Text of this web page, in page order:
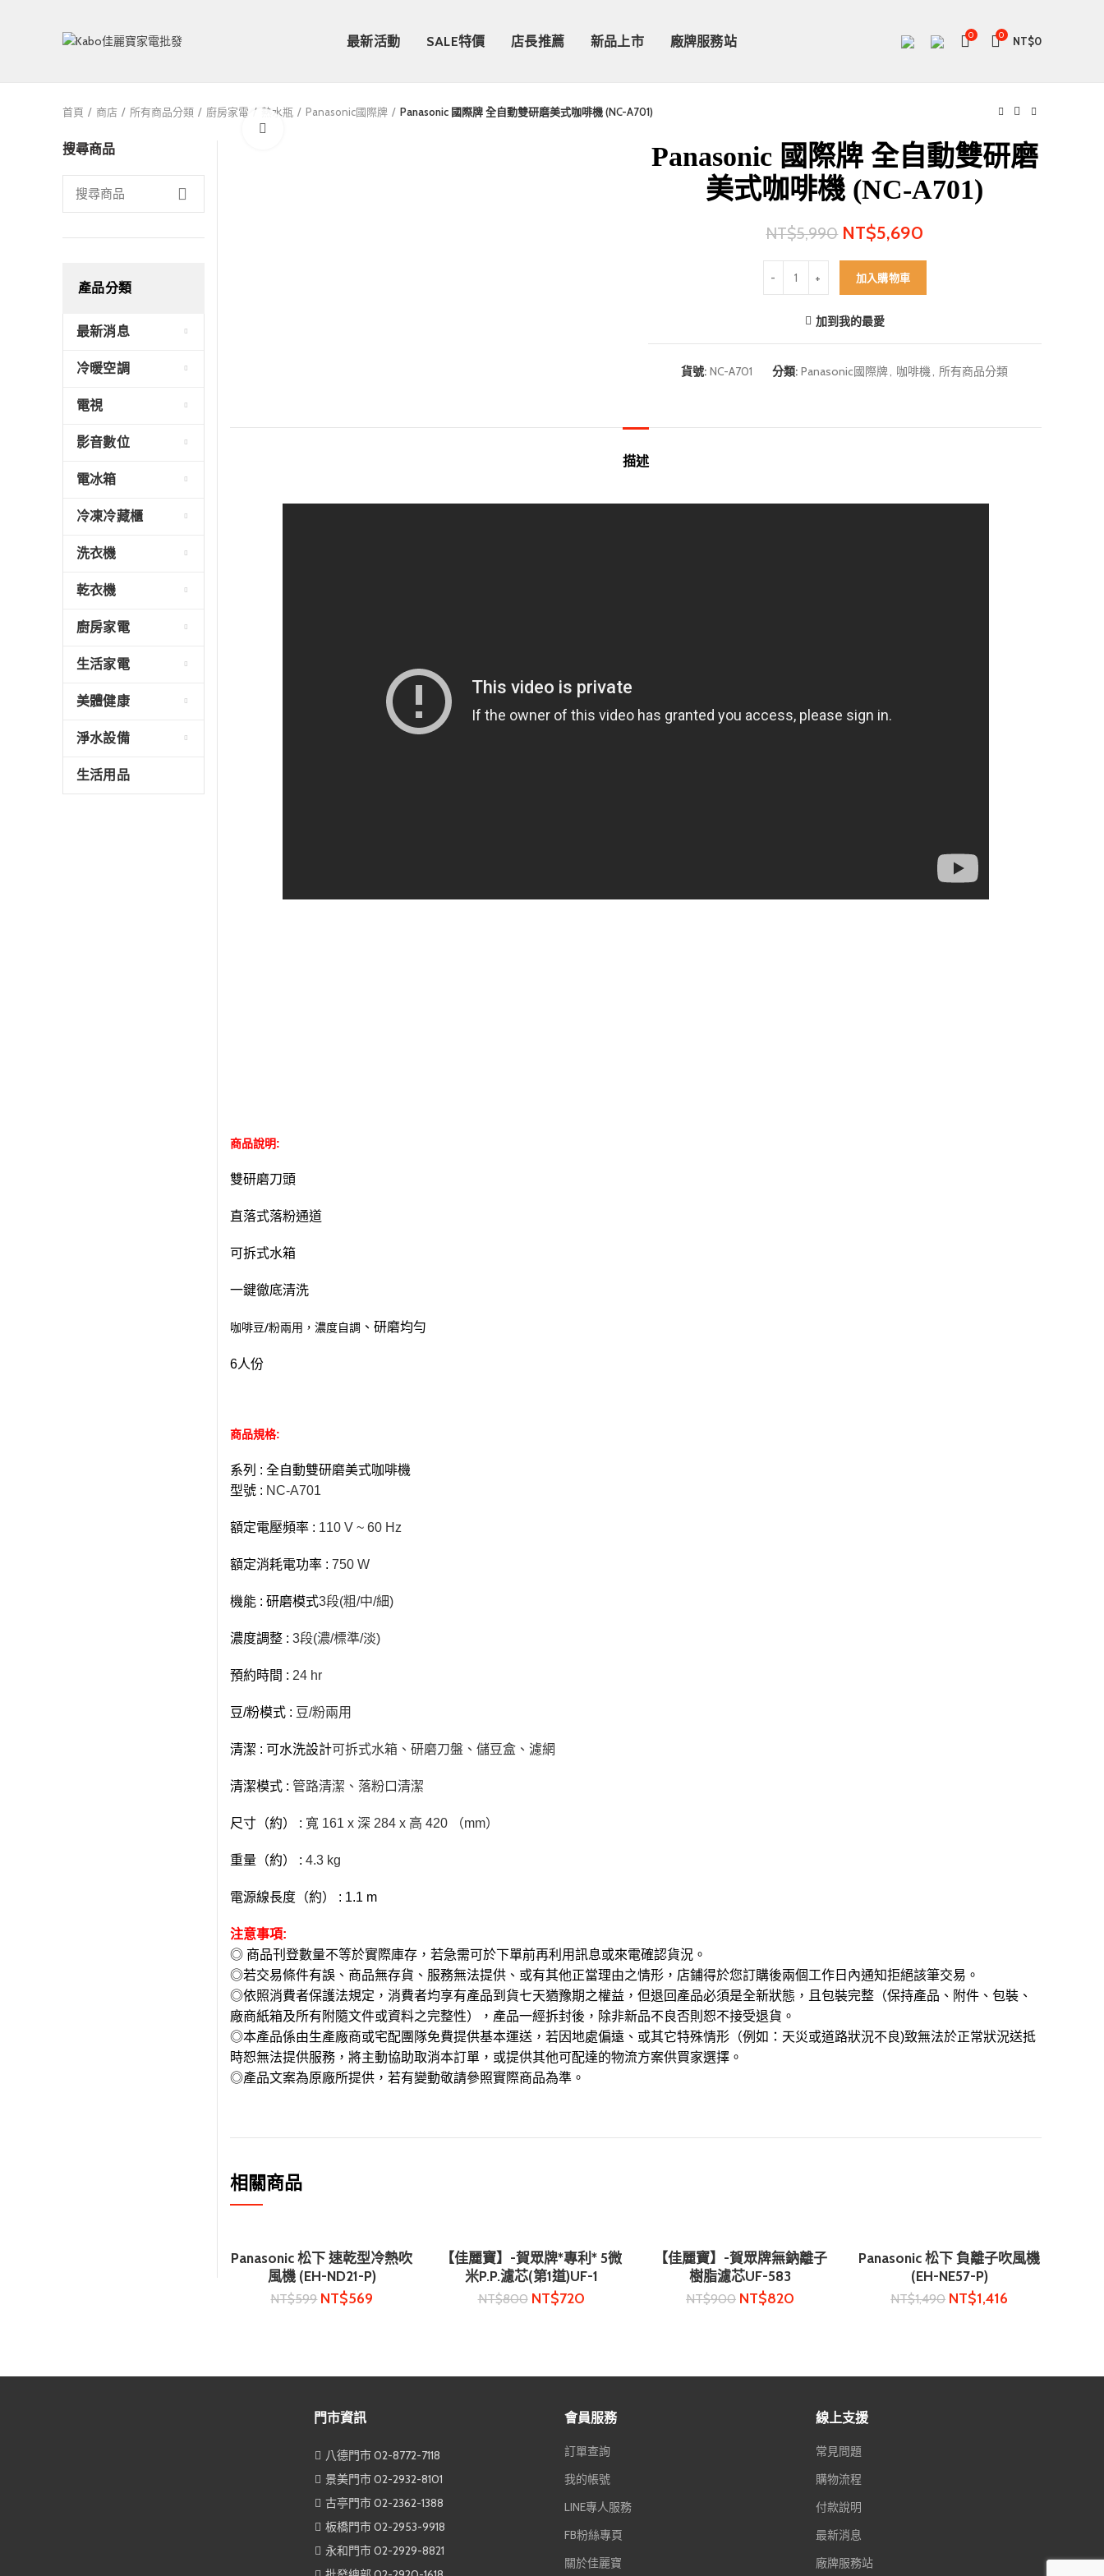
最新活動 SALE特價 店長推薦 新品上市 廠牌服務站 0 0 NT$0
首頁 商店 所有商品分類 廚房家電 熱水瓶 Panasonic國際牌
Panasonic 國際牌 全自動雙研磨美式咖啡機 (NC-A701)
Panasonic 國際牌 全自動雙研磨
美式咖啡機 (NC-A701)
NT$5,990 NT$5,690
Panasonic 國際牌 全自動雙研磨美式咖啡機 (NC-A701) 數量
加入購物車
加到我的最愛
貨號: NC-A701 分類: Panasonic國際牌, 咖啡機, 所有商品分類
描述
商品說明:
雙研磨刀頭
直落式落粉通道
可拆式水箱
一鍵徹底清洗
咖啡豆/粉兩用，濃度自調 、研磨均勻
6人份
商品規格:
系列 : 全自動雙研磨美式咖啡機
型號 : NC-A701
額定電壓頻率 : 110 V ~ 60 Hz
額定消耗電功率 : 750 W
機能 : 研磨模式3段(粗/中/細)
濃度調整 : 3段(濃/標準/淡)
預約時間 : 24 hr
豆/粉模式 : 豆/粉兩用
清潔 : 可水洗設計可拆式水箱、研磨刀盤、儲豆盒、濾網
清潔模式 : 管路清潔、落粉口清潔
尺寸（約） : 寬 161 x 深 284 x 高 420 （mm）
重量（約） : 4.3 kg
電源線長度（約） : 1.1 m
注意事項:
◎ 商品刊登數量不等於實際庫存，若急需可於下單前再利用訊息或來電確認貨況。
◎若交易條件有誤、商品無存貨、服務無法提供、或有其他正當理由之情形，店鋪得於您訂購後兩個工作日內通知拒絕該筆交易。
◎依照消費者保護法規定，消費者均享有產品到貨七天猶豫期之權益，但退回產品必須是全新狀態，且包裝完整（保持產品、附件、包裝、
廠商紙箱及所有附隨文件或資料之完整性），產品一經拆封後，除非新品不良否則恕不接受退貨。
◎本產品係由生產廠商或宅配團隊免費提供基本運送，若因地處偏遠、或其它特殊情形（例如：天災或道路狀況不良)致無法於正常狀況送抵
時恕無法提供服務，將主動協助取消本訂單，或提供其他可配達的物流方案供買家選擇。
◎產品文案為原廠所提供，若有變動敬請參照實際商品為準。
相關商品
加入購物車
Panasonic 松下 速乾型冷熱吹
風機 (EH-ND21-P)
NT$599 NT$569
加入購物車
【佳麗寶】-賀眾牌*專利* 5微
米P.P.濾芯(第1道)UF-1
NT$800 NT$720
加入購物車
【佳麗寶】-賀眾牌無鈉離子
樹脂濾芯UF-583
NT$900 NT$820
加入購物車
Panasonic 松下 負離子吹風機
(EH-NE57-P)
NT$1,490 NT$1,416
搜尋商品
產品分類
最新消息
冷暖空調
電視
影音數位
電冰箱
冷凍冷藏櫃
洗衣機
乾衣機
廚房家電
生活家電
美體健康
淨水設備
生活用品
門市資訊
八德門市 02-8772-7118
景美門市 02-2932-8101
古亭門市 02-2362-1388
板橋門市 02-2953-9918
永和門市 02-2929-8821
會員服務
訂單查詢
我的帳號
LINE專人服務
FB粉絲專頁
關於佳麗寶
線上支援
常見問題
購物流程
付款說明
最新消息
廠牌服務站